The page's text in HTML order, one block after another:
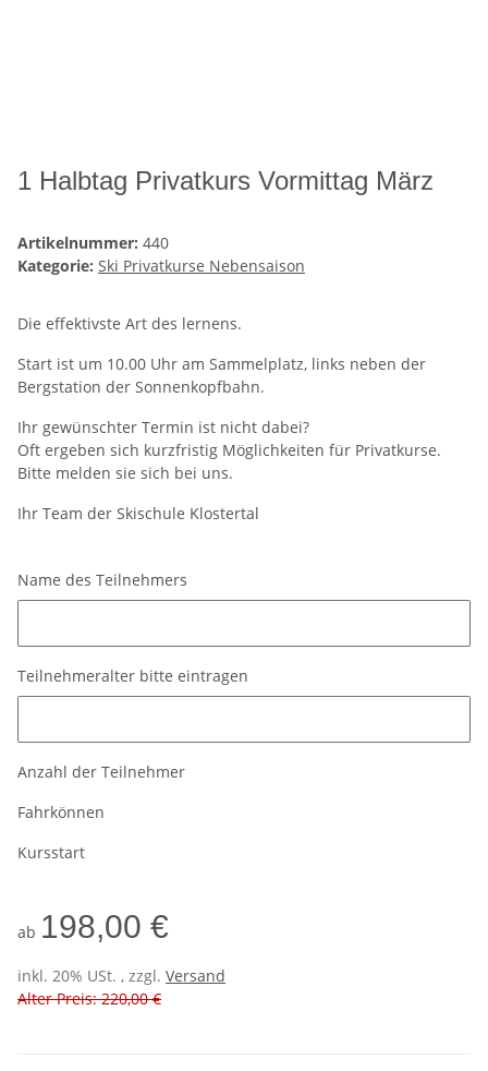
1 Halbtag Privatkurs Vormittag März
Artikelnummer: 440
Kategorie: Ski Privatkurse Nebensaison
Die effektivste Art des lernens.
Start ist um 10.00 Uhr am Sammelplatz, links neben der
Bergstation der Sonnenkopfbahn.
Ihr gewünschter Termin ist nicht dabei?
Oft ergeben sich kurzfristig Möglichkeiten für Privatkurse.
Bitte melden sie sich bei uns.
Ihr Team der Skischule Klostertal
Name des Teilnehmers
Teilnehmeralter bitte eintragen
Anzahl der Teilnehmer
Fahrkönnen
Kursstart
ab 198,00 €
inkl. 20% USt. , zzgl. Versand
Alter Preis: 220,00 €